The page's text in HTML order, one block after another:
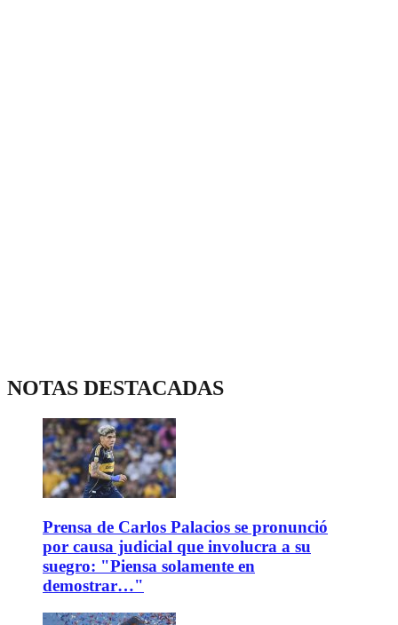
NOTAS DESTACADAS
Prensa de Carlos Palacios se pronunció
por causa judicial que involucra a su
suegro: "Piensa solamente en
demostrar…"